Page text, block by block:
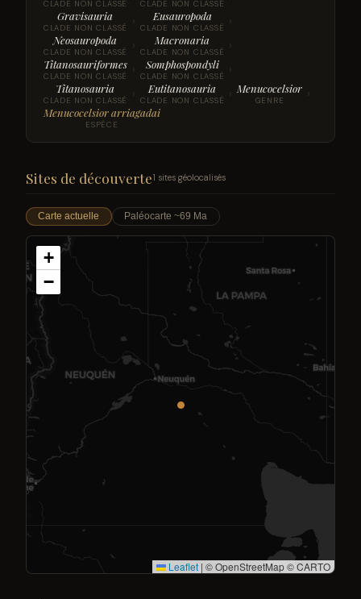
CLADE NON CLASSÉ CLADE NON CLASSÉ
Gravisauria
CLADE NON CLASSÉ › Eusauropoda
CLADE NON CLASSÉ ›
Neosauropoda
CLADE NON CLASSÉ › Macronaria
CLADE NON CLASSÉ ›
Titanosauriformes
CLADE NON CLASSÉ › Somphospondyli
CLADE NON CLASSÉ ›
Titanosauria
CLADE NON CLASSÉ › Eutitanosauria
CLADE NON CLASSÉ › Menucocelsior
GENRE ›
Menucocelsior arriagadai
ESPÈCE
Sites de découverte1 sites géolocalisés
Carte actuelle Paléocarte ~69 Ma
+
−
Leaflet | © OpenStreetMap © CARTO